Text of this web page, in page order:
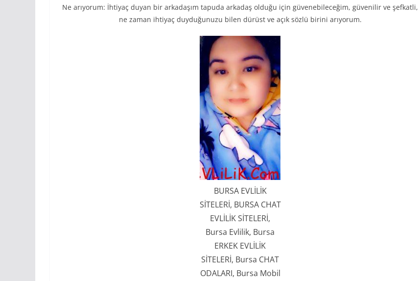
Ne arıyorum: İhtiyaç duyan bir arkadaşım tapuda arkadaş olduğu için güvenebileceğim, güvenilir ve şefkatli,
ne zaman ihtiyaç duyduğunuzu bilen dürüst ve açık sözlü birini arıyorum.
BURSA EVLİLİK
SİTELERİ, BURSA CHAT
EVLİLİK SİTELERİ,
Bursa Evlilik, Bursa
ERKEK EVLİLİK
SİTELERİ, Bursa CHAT
ODALARI, Bursa Mobil